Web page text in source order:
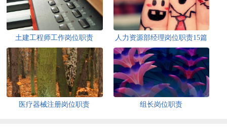
土建工程师工作岗位职责 人力资源部经理岗位职责15篇
医疗器械注册岗位职责 组长岗位职责